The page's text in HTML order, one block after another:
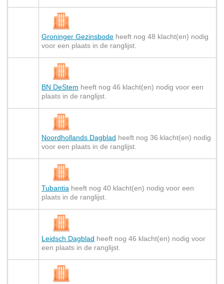
Groninger Gezinsbode heeft nog 48 klacht(en) nodig
voor een plaats in de ranglijst.
BN DeStem heeft nog 46 klacht(en) nodig voor een
plaats in de ranglijst.
Noordhollands Dagblad heeft nog 36 klacht(en) nodig
voor een plaats in de ranglijst.
Tubantia heeft nog 40 klacht(en) nodig voor een
plaats in de ranglijst.
Leidsch Dagblad heeft nog 46 klacht(en) nodig voor
een plaats in de ranglijst.